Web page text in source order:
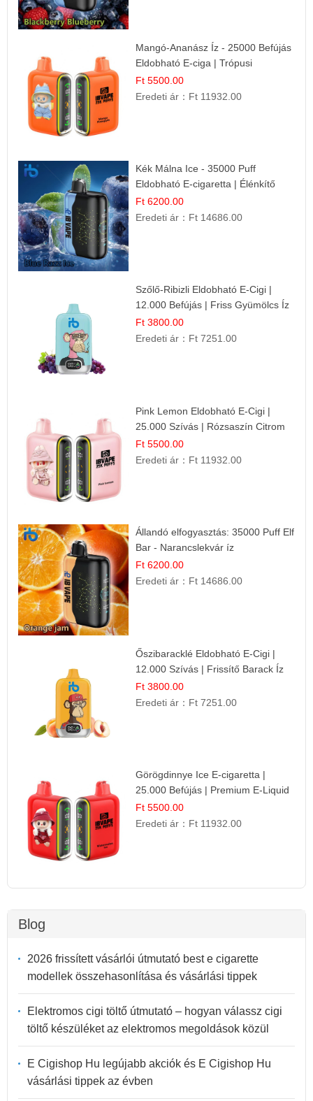
Mangó-Ananász Íz - 25000 Befújás
Eldobható E-ciga | Trópusi
Gyümölcs Élmény!
Ft 5500.00
Eredeti ár： Ft 11932.00
Kék Málna Ice - 35000 Puff
Eldobható E-cigaretta | Élénkítő
Gyümölcsös Frissesség!
Ft 6200.00
Eredeti ár： Ft 14686.00
Szőlő-Ribizli Eldobható E-Cigi |
12.000 Befújás | Friss Gyümölcs Íz
Ft 3800.00
Eredeti ár： Ft 7251.00
Pink Lemon Eldobható E-Cigi |
25.000 Szívás | Rózsaszín Citrom
Íz
Ft 5500.00
Eredeti ár： Ft 11932.00
Állandó elfogyasztás: 35000 Puff Elf
Bar - Narancslekvár íz
Ft 6200.00
Eredeti ár： Ft 14686.00
Őszibaracklé Eldobható E-Cigi |
12.000 Szívás | Frissítő Barack Íz
Ft 3800.00
Eredeti ár： Ft 7251.00
Görögdinnye Ice E-cigaretta |
25.000 Befújás | Premium E-Liquid
Ft 5500.00
Eredeti ár： Ft 11932.00
Blog
2026 frissített vásárlói útmutató best e cigarette
modellek összehasonlítása és vásárlási tippek
Elektromos cigi töltő útmutató – hogyan válassz cigi
töltő készüléket az elektromos megoldások közül
E Cigishop Hu legújabb akciók és E Cigishop Hu
vásárlási tippek az évben